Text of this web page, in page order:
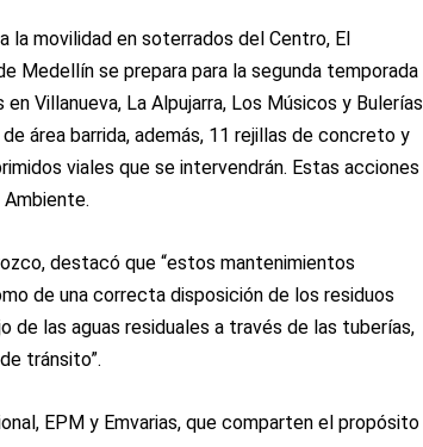
movilidad en soterrados del Centro, El
Medellín se prepara para la segunda temporada
Villanueva, La Alpujarra, Los Músicos y Bulerías
área barrida, además, 11 rejillas de concreto y
viales que se intervendrán. Estas acciones
destacó que “estos mantenimientos
de una correcta disposición de los residuos
de las aguas residuales a través de las tuberías,
tránsito”.
EPM y Emvarias, que comparten el propósito